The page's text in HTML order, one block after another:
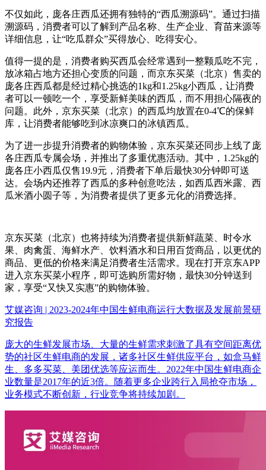
不仅如此，庞各庄西瓜还拥有独特的“西瓜溯源码”。通过扫描
溯源码，消费者可以了解到产品名称、生产企业、育苗来源等
详细信息，让“吃瓜群众”买得放心、吃得安心。
值得一提的是，消费者购买西瓜会经常遇到一整颗瓜吃不完，
放冰箱占地方还担心变质的问题，而京东买菜（北京）售卖的
庞各庄西瓜都是经过精心挑选的1kg和1.25kg小西瓜，让消费
者可以一顿吃一个，享受新鲜美味的西瓜，而不用担心隔夜的
问题。此外，京东买菜（北京）的西瓜均放置在0-4℃的保鲜
库，让消费者能够吃到冰凉爽口的冰镇西瓜。
为了进一步提升消费者的购物体验，京东买菜还同步上线了庞
各庄西瓜专属会场，并推出了多重优惠活动。其中，1.25kg的
庞各庄小西瓜仅售19.9元，消费者下单后最快30分钟即可送
达。会场内还推荐了西瓜的多种创意吃法，如西瓜西米露、西
瓜米酒小圆子等，为消费者提供了更多元化的消费选择。
京东买菜（北京）也将持续为消费者提供新鲜蔬菜、时令水
果、肉禽蛋、海鲜水产、饮料酒水和日用百货商品，以更优的
商品、更低的价格来满足消费者生活需求。现在打开京东APP
进入京东买菜小程序，即可选购所需好物，最快30分钟送到
家，享受“又快又实惠”的购物体验。
艾媒咨询 | 2023-2024年中国生鲜电商运行大数据及发展前景研
究报告
庞大的生鲜发展市场、大量的生鲜需求刺激了具有空间距离优
势的社区生鲜电商的发展，诸多社区生鲜供应平台，如盒马鲜
生、多多买菜、美团优选等应运而生。2022年中国生鲜电商企
业数量是2017年的近3倍。随着更多企业跨行入局抢夺市场，
业务模式不断创新，行业竞争将持续加剧。